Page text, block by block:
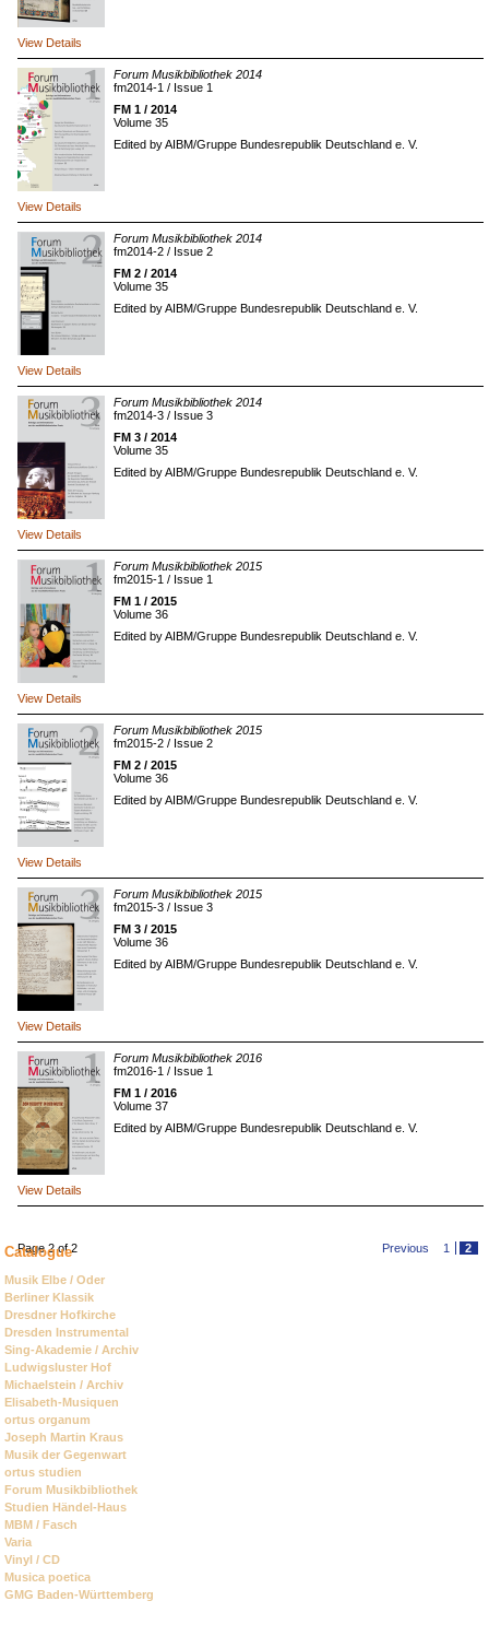
View Details
Forum Musikbibliothek 2014
fm2014-1 / Issue 1
FM 1 / 2014
Volume 35
Edited by AIBM/Gruppe Bundesrepublik Deutschland e. V.
View Details
Forum Musikbibliothek 2014
fm2014-2 / Issue 2
FM 2 / 2014
Volume 35
Edited by AIBM/Gruppe Bundesrepublik Deutschland e. V.
View Details
Forum Musikbibliothek 2014
fm2014-3 / Issue 3
FM 3 / 2014
Volume 35
Edited by AIBM/Gruppe Bundesrepublik Deutschland e. V.
View Details
Forum Musikbibliothek 2015
fm2015-1 / Issue 1
FM 1 / 2015
Volume 36
Edited by AIBM/Gruppe Bundesrepublik Deutschland e. V.
View Details
Forum Musikbibliothek 2015
fm2015-2 / Issue 2
FM 2 / 2015
Volume 36
Edited by AIBM/Gruppe Bundesrepublik Deutschland e. V.
View Details
Forum Musikbibliothek 2015
fm2015-3 / Issue 3
FM 3 / 2015
Volume 36
Edited by AIBM/Gruppe Bundesrepublik Deutschland e. V.
View Details
Forum Musikbibliothek 2016
fm2016-1 / Issue 1
FM 1 / 2016
Volume 37
Edited by AIBM/Gruppe Bundesrepublik Deutschland e. V.
View Details
Page 2 of 2 Previous 1 2
Catalogue
Skip
navigation
Musik Elbe / Oder
Berliner Klassik
Dresdner Hofkirche
Dresden Instrumental
Sing-Akademie / Archiv
Ludwigsluster Hof
Michaelstein / Archiv
Elisabeth-Musiquen
ortus organum
Joseph Martin Kraus
Musik der Gegenwart
ortus studien
Forum Musikbibliothek
Studien Händel-Haus
MBM / Fasch
Varia
Vinyl / CD
Musica poetica
GMG Baden-Württemberg